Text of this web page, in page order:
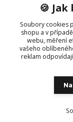
+420
(Po-Pá,
🍪
Soubory cookies
shopu a v
webu, měření
vašeho
reklam